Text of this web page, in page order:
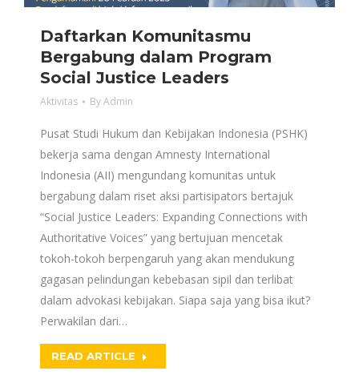
Daftarkan Komunitasmu
Bergabung dalam Program
Social Justice Leaders
Aktivitas ByAdmin
Pusat Studi Hukum dan Kebijakan Indonesia (PSHK)
bekerja sama dengan Amnesty International
Indonesia (AII) mengundang komunitas untuk
bergabung dalam riset aksi partisipators bertajuk
“Social Justice Leaders: Expanding Connections with
Authoritative Voices” yang bertujuan mencetak
tokoh-tokoh berpengaruh yang akan mendukung
gagasan pelindungan kebebasan sipil dan terlibat
dalam advokasi kebijakan. Siapa saja yang bisa ikut?
Perwakilan dari…
READ ARTICLE